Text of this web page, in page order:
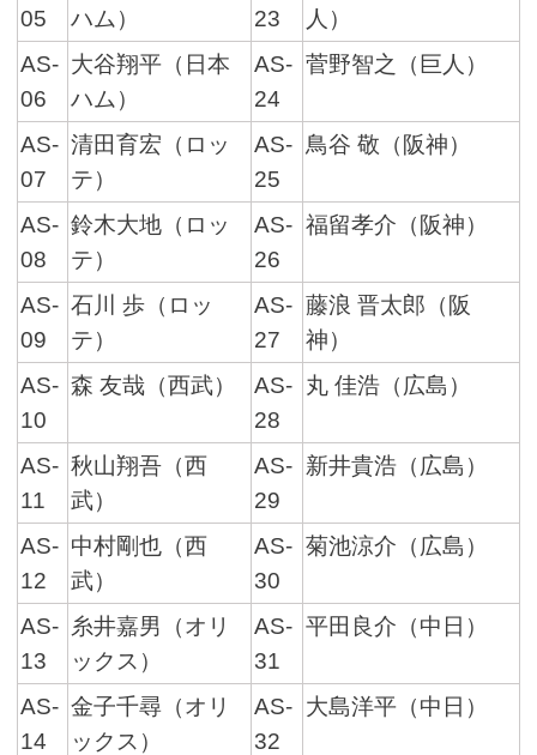
05
ハム）
23
人）
AS-
06
大谷翔平（日本
ハム）
AS-
24
菅野智之（巨人）
AS-
07
清田育宏（ロッ
テ）
AS-
25
鳥谷 敬（阪神）
AS-
08
鈴木大地（ロッ
テ）
AS-
26
福留孝介（阪神）
AS-
09
石川 歩（ロッ
テ）
AS-
27
藤浪 晋太郎（阪
神）
AS-
10
森 友哉（西武）
AS-
28
丸 佳浩（広島）
AS-
11
秋山翔吾（西
武）
AS-
29
新井貴浩（広島）
AS-
12
中村剛也（西
武）
AS-
30
菊池涼介（広島）
AS-
13
糸井嘉男（オリ
ックス）
AS-
31
平田良介（中日）
AS-
14
金子千尋（オリ
ックス）
AS-
32
大島洋平（中日）